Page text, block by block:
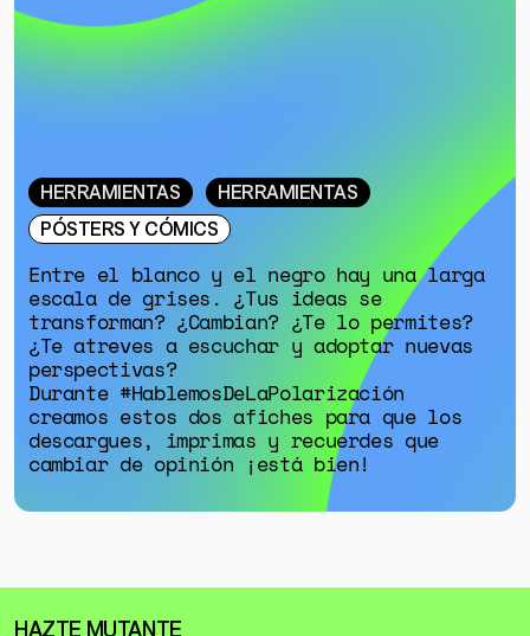
HERRAMIENTAS
HERRAMIENTAS
PÓSTERS Y CÓMICS
Entre el blanco y el negro hay una larga
escala de grises. ¿Tus ideas se
transforman? ¿Cambian? ¿Te lo permites?
¿Te atreves a escuchar y adoptar nuevas
perspectivas?
Durante #HablemosDeLaPolarización
creamos estos dos afiches para que los
descargues, imprimas y recuerdes que
cambiar de opinión ¡está bien!